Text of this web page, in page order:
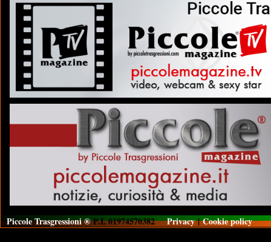
Piccole Trasgressioni ®P.I. 01974570382Privacy|Cookie policy